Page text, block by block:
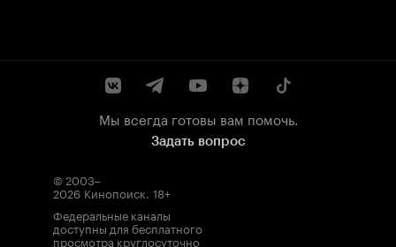
Мы всегда готовы вам помочь.
Задать вопрос
© 2003–
2026 Кинопоиск. 18+
Федеральные каналы
доступны для бесплатного
просмотра круглосуточно